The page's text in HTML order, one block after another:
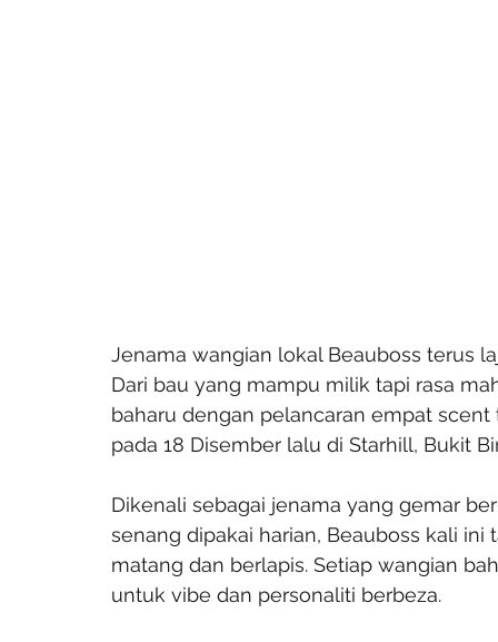
Jenama wangian lokal Beauboss terus
Dari bau yang mampu milik tapi rasa
baharu dengan pelancaran empat
pada 18 Disember lalu di Starhill, Bukit
Dikenali sebagai jenama yang gemar
senang dipakai harian, Beauboss kali
matang dan berlapis. Setiap wangian
untuk vibe dan personaliti berbeza.